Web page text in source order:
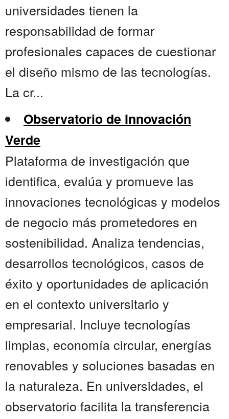
universidades tienen la
responsabilidad de formar
profesionales capaces de cuestionar
el diseño mismo de las tecnologías.
La cr...
Observatorio de Innovación
Verde
Plataforma de investigación que
identifica, evalúa y promueve las
innovaciones tecnológicas y modelos
de negocio más prometedores en
sostenibilidad. Analiza tendencias,
desarrollos tecnológicos, casos de
éxito y oportunidades de aplicación
en el contexto universitario y
empresarial. Incluye tecnologías
limpias, economía circular, energías
renovables y soluciones basadas en
la naturaleza. En universidades, el
observatorio facilita la transferencia